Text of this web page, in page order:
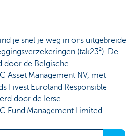
je snel je weg in ons uitgebreide
(tak23²). De
door de Belgische
Asset Management NV, met
Fivest Euroland Responsible
door de Ierse
Fund Management Limited.